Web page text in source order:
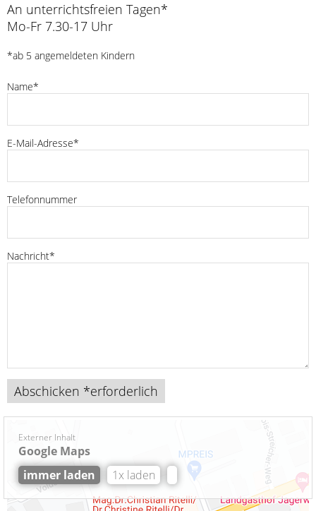
An unterrichtsfreien Tagen*
Mo-Fr 7.30-17 Uhr
*ab 5 angemeldeten Kindern
Name*
E-Mail-Adresse*
Telefonnummer
Nachricht*
Externer Inhalt
Google Maps
immer laden
1x laden